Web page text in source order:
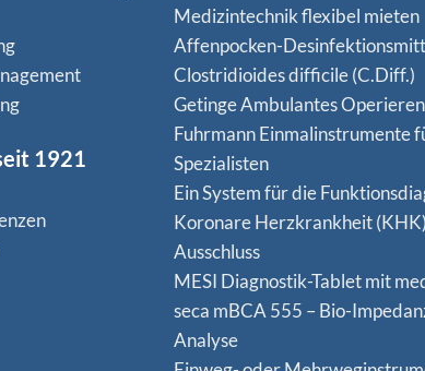
1921
Medizintechnik flexibel mieten
Affenpocken-
Clostridioides difficile (C.Diff.)
Getinge Ambulantes Operieren
Fuhrmann Einmalinstrumente
Spezialisten
Ein System für die
Koro­nare Herz­krank­heit
Ausschluss
MESI Diagnostik-Tablet mit
seca mBCA 555 – Bio-
Analyse